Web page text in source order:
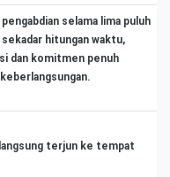
pengabdian selama lima puluh
sekadar hitungan waktu,
dan komitmen penuh
terjun ke tempat